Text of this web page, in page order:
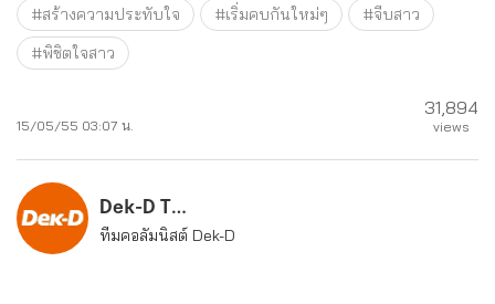
#สร้างความประทับใจ #เริ่มคบกันใหม่ๆ
#จีบสาว
#พิชิตใจสาว
15/05/55 03:07 น.
31,894
views
Dek-D Team
ทีมคอลัมนิสต์ Dek-D